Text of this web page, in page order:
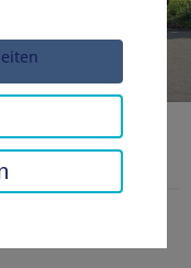
Aktuelles